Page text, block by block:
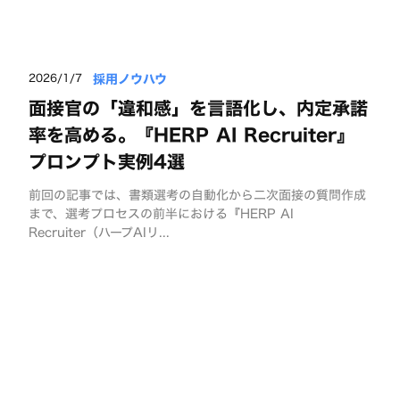
2026/1/7 採用ノウハウ
面接官の「違和感」を言語化し、内定承諾
率を高める。『HERP AI Recruiter』
プロンプト実例4選
前回の記事では、書類選考の自動化から二次面接の質問作成
まで、選考プロセスの前半における『HERP AI
Recruiter（ハープAIリ...